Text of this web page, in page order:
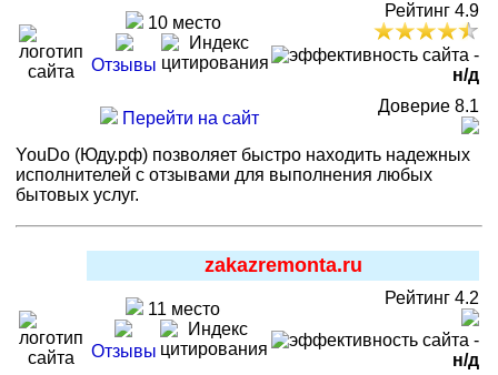
10 место
Отзывы
Рейтинг 4.9
-
н/д
Перейти на сайт
Доверие 8.1
YouDo (Юду.рф) позволяет быстро находить надежных
исполнителей с отзывами для выполнения любых
бытовых услуг.
zakazremonta.ru
11 место
Отзывы
Рейтинг 4.2
-
н/д